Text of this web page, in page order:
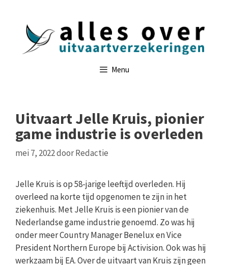
Menu
Uitvaart Jelle Kruis, pionier
game industrie is overleden
mei 7, 2022doorRedactie
Jelle Kruis is op 58-jarige leeftijd overleden. Hij
overleed na korte tijd opgenomen te zijn in het
ziekenhuis. Met Jelle Kruis is een pionier van de
Nederlandse game industrie genoemd. Zo was hij
onder meer Country Manager Benelux en Vice
President Northern Europe bij Activision. Ook was hij
werkzaam bij EA. Over de uitvaart van Kruis zijn geen